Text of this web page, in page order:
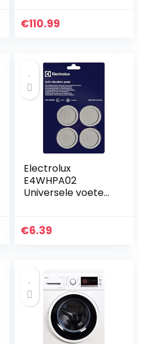
Platform
€110.99
Electrolux
E4WHPA02
Universele voeten
€6.39